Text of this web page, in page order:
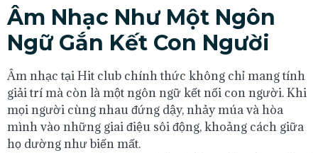
Âm Nhạc Như Một Ngôn
Ngữ Gắn Kết Con Người
Âm nhạc tại Hit club chính thức không chỉ mang tính
giải trí mà còn là một ngôn ngữ kết nối con người. Khi
mọi người cùng nhau đứng dậy, nhảy múa và hòa
mình vào những giai điệu sôi động, khoảng cách giữa
họ dường như biến mất.